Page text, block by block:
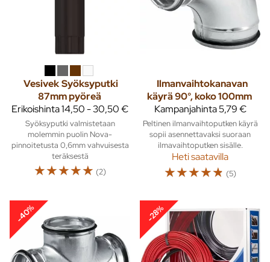
Vesivek Syöksyputki
87mm pyöreä
Erikoishinta14,50 - 30,50 €
Syöksyputki valmistetaan
molemmin puolin Nova-
pinnoitetusta 0,6mm vahvuisesta
teräksestä
☆☆☆☆☆ (2)
Ilmanvaihtokanavan
käyrä 90°, koko 100mm
Kampanjahinta5,79 €
Peltinen ilmanvaihtoputken käyrä
sopii asennettavaksi suoraan
ilmavaihtoputken sisälle.
Heti saatavilla
☆☆☆☆☆ (5)
-40% -28%